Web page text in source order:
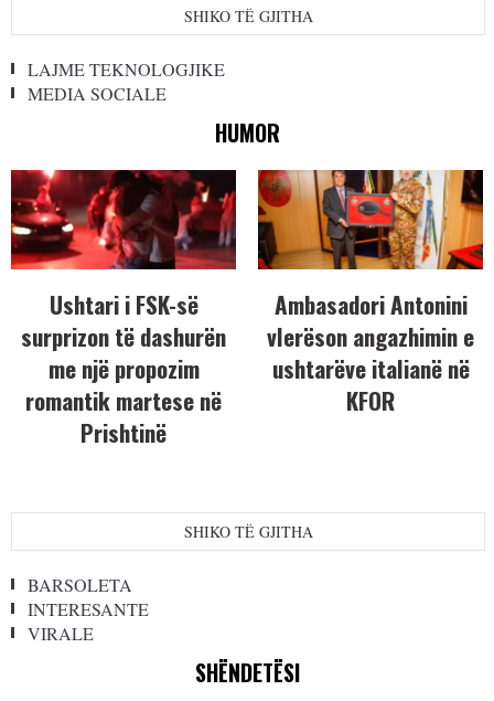
SHIKO TË GJITHA
LAJME TEKNOLOGJIKE
MEDIA SOCIALE
HUMOR
Ushtari i FSK-së
surprizon të dashurën
me një propozim
romantik martese në
Prishtinë
Ambasadori Antonini
vlerëson angazhimin e
ushtarëve italianë në
KFOR
SHIKO TË GJITHA
BARSOLETA
INTERESANTE
VIRALE
SHËNDETËSI